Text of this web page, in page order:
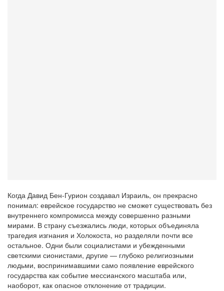
Когда Давид Бен-Гурион создавал Израиль, он прекрасно
понимал: еврейское государство не сможет существовать без
внутреннего компромисса между совершенно разными
мирами. В страну съезжались люди, которых объединяла
трагедия изгнания и Холокоста, но разделяли почти все
остальное. Одни были социалистами и убежденными
светскими сионистами, другие — глубоко религиозными
людьми, воспринимавшими само появление еврейского
государства как событие мессианского масштаба или,
наоборот, как опасное отклонение от традиции.